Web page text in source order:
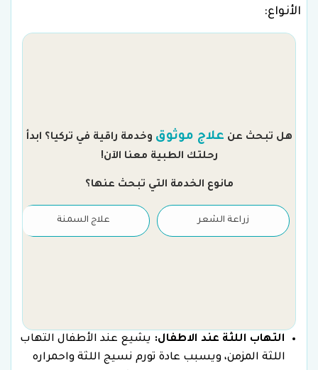
الأنواع:
هل تبحث عن علاج موثوق وخدمة راقية في تركيا؟ ابدأ
رحلتك الطبية معنا الآن!
مانوع الخدمة التي تبحث عنها؟
زراعة الشعر علاج السمنة
التهاب اللثة عند الاطفال: يشيع عند الأطفال التهاب
اللثة المزمن، ويسبب عادة تورم نسيج اللثة واحمراره